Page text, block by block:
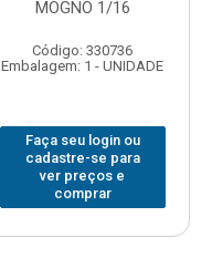
MOGNO 1/16
Código: 330736
Embalagem: 1 - UNIDADE
Faça seu login ou
cadastre-se para
ver preços e
comprar